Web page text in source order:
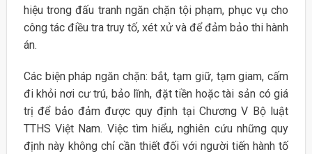
hiệu trong đấu tranh ngăn chặn tội phạm, phục vụ cho
công tác điều tra truy tố, xét xử và để đảm bảo thi hành
án.
Các biện pháp ngăn chặn: bắt, tạm giữ, tạm giam, cấm
đi khỏi nơi cư trú, bảo lĩnh, đặt tiền hoặc tài sản có giá
trị để bảo đảm được quy định tại Chương V Bộ luật
TTHS Việt Nam. Việc tìm hiểu, nghiên cứu những quy
định này không chỉ cần thiết đối với người tiến hành tố